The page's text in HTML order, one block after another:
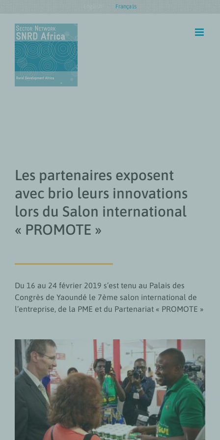
content
Français
Les partenaires exposent
avec brio leurs innovations
lors du Salon international
« PROMOTE »
Du 16 au 24 février 2019 s’est tenu au Palais des
Congrès de Yaoundé le 7ème salon international de
l’entreprise, de la PME et du Partenariat « PROMOTE »